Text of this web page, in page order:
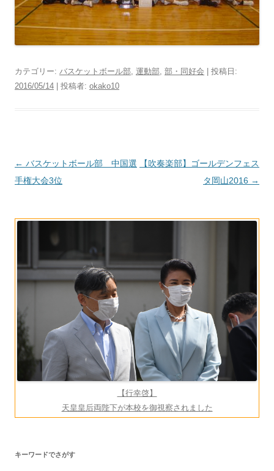
カテゴリー: バスケットボール部, 運動部, 部・同好会 | 投稿日:
2016/05/14
投稿者: okako10
投
稿
シ
ョ
← バスケットボール部 中国選
手権大会3位
【吹奏楽部】ゴールデンフェス
タ岡山2016 →
【行幸啓】
天皇皇后両陛下が本校を御視察されました
キーワードでさがす